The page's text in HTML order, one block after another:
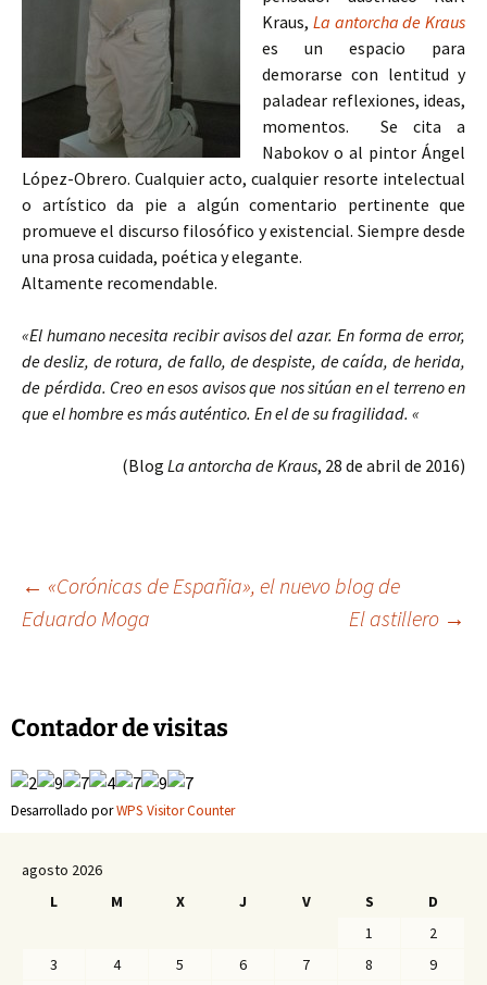
Kraus, La antorcha de Kraus
es un espacio para
demorarse con lentitud y
paladear reflexiones, ideas,
momentos. Se cita a
Nabokov o al pintor Ángel
López-Obrero. Cualquier acto, cualquier resorte intelectual
o artístico da pie a algún comentario pertinente que
promueve el discurso filosófico y existencial. Siempre desde
una prosa cuidada, poética y elegante.
Altamente recomendable.
«El humano necesita recibir avisos del azar. En forma de error,
de desliz, de rotura, de fallo, de despiste, de caída, de herida,
de pérdida. Creo en esos avisos que nos sitúan en el terreno en
que el hombre es más auténtico. En el de su fragilidad. «
(Blog La antorcha de Kraus, 28 de abril de 2016)
Navegación
entradas
← «Corónicas de Españia», el nuevo blog de
Eduardo Moga
El astillero →
Contador de visitas
Desarrollado porWPS Visitor Counter
agosto 2026
L
M X J V S
D
1
2
3
4 5 6 7 8
9